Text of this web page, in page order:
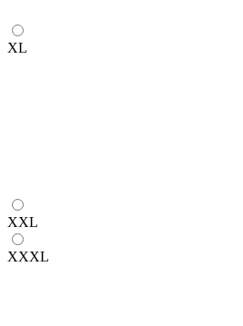
XL
XXL
XXXL